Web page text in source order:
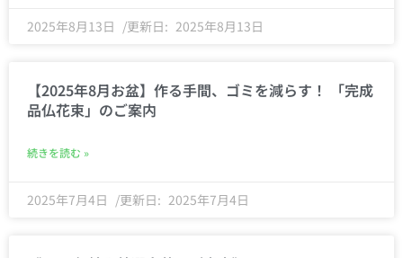
2025年8月13日 2025年8月13日
【2025年8月お盆】作る手間、ゴミを減らす！ 「完成
品仏花束」のご案内
続きを読む »
2025年7月4日 2025年7月4日